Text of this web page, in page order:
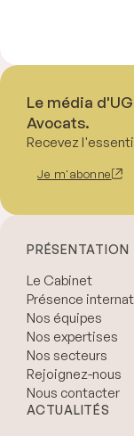
Le média
Avocats.
Recevez
Je m'abonne
PRÉSENTATION
Le Cabinet
Présence
Nos équipes
Nos expertises
Nos secteurs
Rejoignez-nous
Nous contacter
ACTUALITÉS